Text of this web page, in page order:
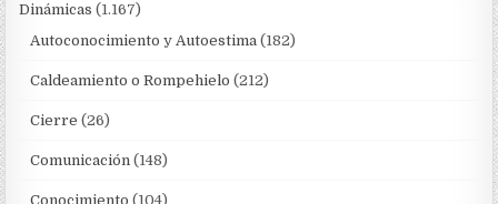
Dinámicas (1.167)
Autoconocimiento y Autoestima (182)
Caldeamiento o Rompehielo (212)
Cierre (26)
Comunicación (148)
Conocimiento (104)